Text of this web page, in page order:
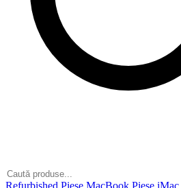
Refurbished Piese MacBook Piese iMac